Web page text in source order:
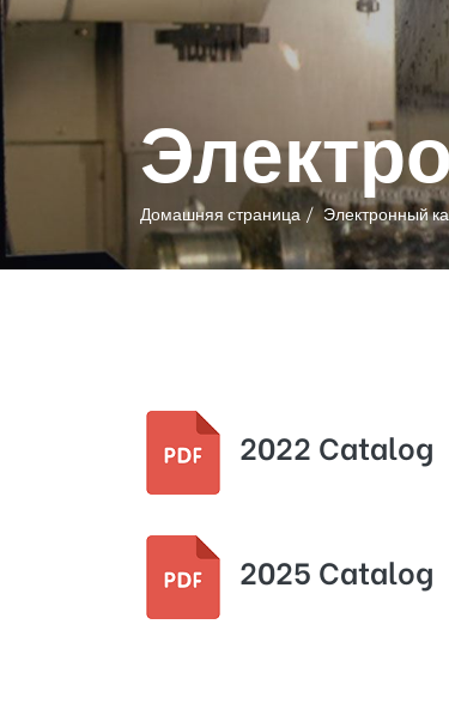
Домашняя страница Электронный
2022 Catalog
2025 Catalog